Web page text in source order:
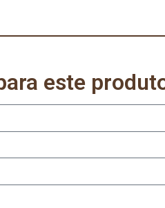
este